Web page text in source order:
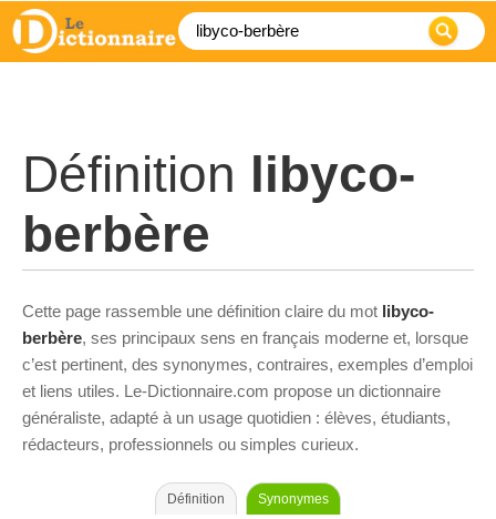
Définition libyco-
berbère
Cette page rassemble une définition claire du mot libyco-
berbère, ses principaux sens en français moderne et, lorsque
c’est pertinent, des synonymes, contraires, exemples d’emploi
et liens utiles. Le-Dictionnaire.com propose un dictionnaire
généraliste, adapté à un usage quotidien : élèves, étudiants,
rédacteurs, professionnels ou simples curieux.
Définition Synonymes